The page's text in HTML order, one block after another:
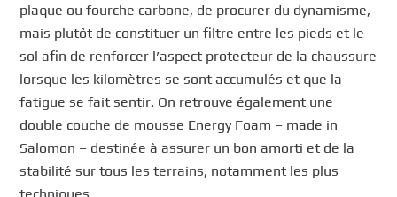
plaque ou fourche carbone, de procurer du dynamisme,
mais plutôt de constituer un filtre entre les pieds et le
sol afin de renforcer l’aspect protecteur de la chaussure
lorsque les kilomètres se sont accumulés et que la
fatigue se fait sentir. On retrouve également une
double couche de mousse Energy Foam – made in
Salomon – destinée à assurer un bon amorti et de la
stabilité sur tous les terrains, notamment les plus